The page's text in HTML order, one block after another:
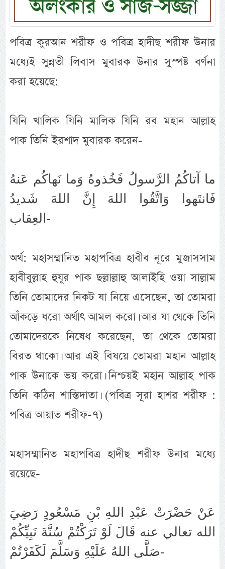
পবিত্র কুরআন শরীফ ও পবিত্র হাদীছ শরীফ উনার
মধ্যেই সুন্নতী লিবাস মুবারক উনার সুস্পষ্ট বর্ণনা
করা হয়েছে:
যিনি খালিক যিনি মালিক যিনি রব মহান আল্লাহ
পাক তিনি ইরশাদ মুবারক করেন-
ما آتاكُمُ الرَّسولُ فَخُذوهُ وَما نَهاكُم عَنهُ
فَانتَهوا وَاتَّقُوا اللهَ إِنَّ اللهَ شَديدُ
العِقاب-
অর্থ: মহাসম্মানিত মহাপবিত্র হাবীব নূরে মুজাসসাম
হাবীবুল্লাহ হুযূর পাক ছল্লাল্লাহু আলাইহি ওয়া সাল্লাম
তিনি তোমাদের নিকট যা নিয়ে এসেছেন, তা তোমরা
আঁকড়ে ধরো অর্থাৎ আমল করো। আর যা থেকে তিনি
তোমাদেরকে নিষেধ করেছেন, তা থেকে তোমরা
বিরত থাকো। আর এই বিষয়ে তোমরা মহান আল্লাহ
পাক উনাকে ভয় করো। নিশ্চয়ই মহান আল্লাহ পাক
তিনি কঠিন শাস্তিদাতা। (পবিত্র সূরা হাশর শরীফ :
পবিত্র আয়াত শরীফ-৭)
মহাসম্মানিত মহাপবিত্র হাদীছ শরীফ উনার মধ্যে
রয়েছে-
عَنْ حَضْرَتْ عَبْدِ اللهِ بْنِ مَسْعُودٍ رَضِيَ
الله تعالي عنه قَالَ لَوْ تَرَكْتُمْ سُنَّةَ نَبِيِّكُمْ
صَلَّى اللهُ عَلَيْهِ وَسَلَّمَ لَكَفَرْتُمْ-